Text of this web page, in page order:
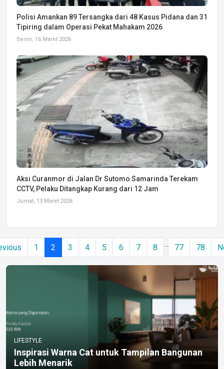
Polisi Amankan 89 Tersangka dari 48 Kasus Pidana dan 31
Tipiring dalam Operasi Pekat Mahakam 2026
Senin, 16 Maret 2026
Aksi Curanmor di Jalan Dr Sutomo Samarinda Terekam
CCTV, Pelaku Ditangkap Kurang dari 12 Jam
Jumat, 13 Maret 2026
1 2 3 4 5 6 7 8 ... 77 78
LIFESTYLE
Inspirasi Warna Cat untuk Tampilan Bangunan
Lebih Menarik